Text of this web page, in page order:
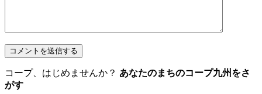
コープ、はじめませんか？ あなたのまちのコープ九州をさ
がす